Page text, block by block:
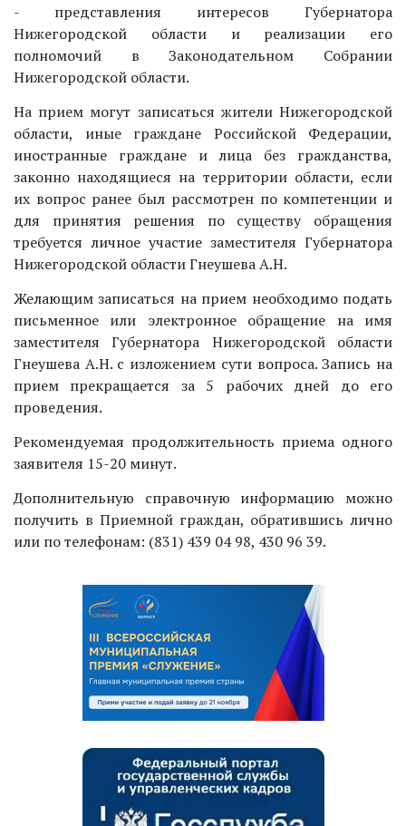
- представления интересов Губернатора
Нижегородской области и реализации его
полномочий в Законодательном Собрании
Нижегородской области.
На прием могут записаться жители Нижегородской
области, иные граждане Российской Федерации,
иностранные граждане и лица без гражданства,
законно находящиеся на территории области, если
их вопрос ранее был рассмотрен по компетенции и
для принятия решения по существу обращения
требуется личное участие заместителя Губернатора
Нижегородской области Гнеушева А.Н.
Желающим записаться на прием необходимо подать
письменное или электронное обращение на имя
заместителя Губернатора Нижегородской области
Гнеушева А.Н. с изложением сути вопроса. Запись на
прием прекращается за 5 рабочих дней до его
проведения.
Рекомендуемая продолжительность приема одного
заявителя 15-20 минут.
Дополнительную справочную информацию можно
получить в Приемной граждан, обратившись лично
или по телефонам: (831) 439 04 98, 430 96 39.